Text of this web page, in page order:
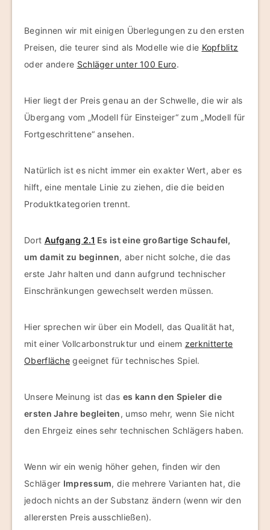
Beginnen wir mit einigen Überlegungen zu den ersten
Preisen, die teurer sind als Modelle wie die Kopfblitz
oder andere Schläger unter 100 Euro.
Hier liegt der Preis genau an der Schwelle, die wir als
Übergang vom „Modell für Einsteiger“ zum „Modell für
Fortgeschrittene“ ansehen.
Natürlich ist es nicht immer ein exakter Wert, aber es
hilft, eine mentale Linie zu ziehen, die die beiden
Produktkategorien trennt.
Dort Aufgang 2.1 Es ist eine großartige Schaufel,
um damit zu beginnen, aber nicht solche, die das
erste Jahr halten und dann aufgrund technischer
Einschränkungen gewechselt werden müssen.
Hier sprechen wir über ein Modell, das Qualität hat,
mit einer Vollcarbonstruktur und einem zerknitterte
Oberfläche geeignet für technisches Spiel.
Unsere Meinung ist das es kann den Spieler die
ersten Jahre begleiten, umso mehr, wenn Sie nicht
den Ehrgeiz eines sehr technischen Schlägers haben.
Wenn wir ein wenig höher gehen, finden wir den
Schläger Impressum, die mehrere Varianten hat, die
jedoch nichts an der Substanz ändern (wenn wir den
allerersten Preis ausschließen).